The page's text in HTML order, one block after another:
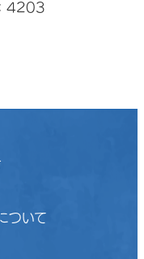
4203
ついて